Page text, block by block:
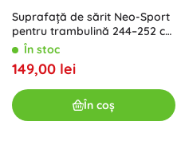
Suprafață de sărit Neo-Sport
pentru trambulină 244–252 cm
(8 ft), 42 arcuri
În stoc
149,00 lei
În coș